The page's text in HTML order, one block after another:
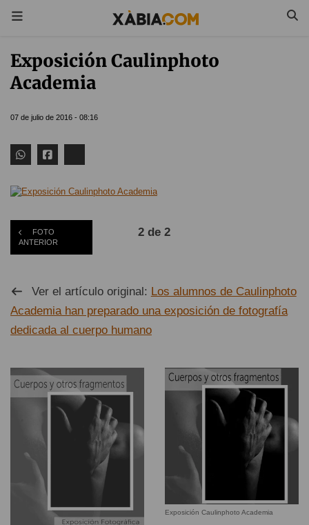
Exposición Caulinphoto
Academia
07 de julio de 2016 - 08:16
FOTO
ANTERIOR
2 de 2
Ver el artículo original: Los alumnos de Caulinphoto
Academia han preparado una exposición de fotografía
dedicada al cuerpo humano
Exposición Caulinphoto Academia